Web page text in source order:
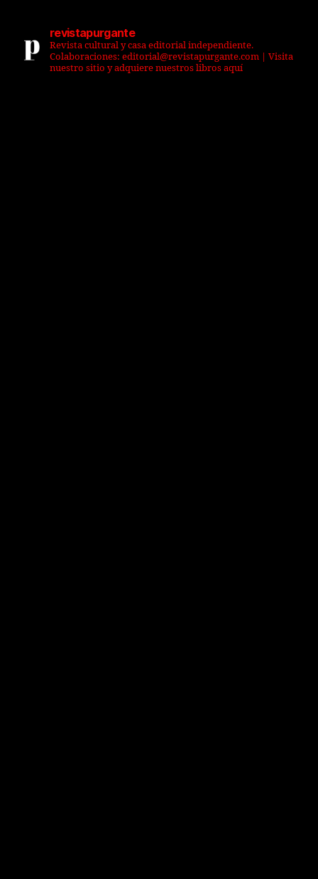
revistapurgante
Revista cultural y casa editorial independiente.
Colaboraciones: editorial@revistapurgante.com | Visita
nuestro sitio y adquiere nuestros libros aquí